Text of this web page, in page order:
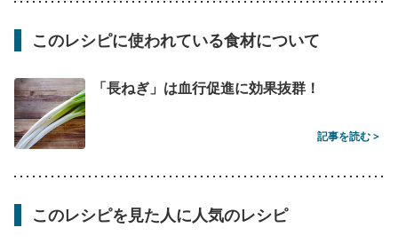
このレシピに使われている食材について
「長ねぎ」は血行促進に効果抜群！
記事を読む >
このレシピを見た人に人気のレシピ